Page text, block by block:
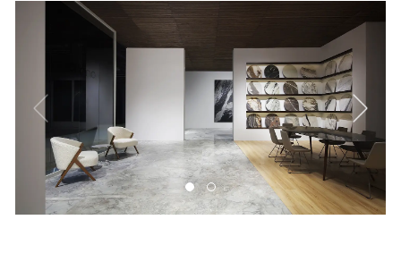
Se connecter
Nous contacter
S’abonner